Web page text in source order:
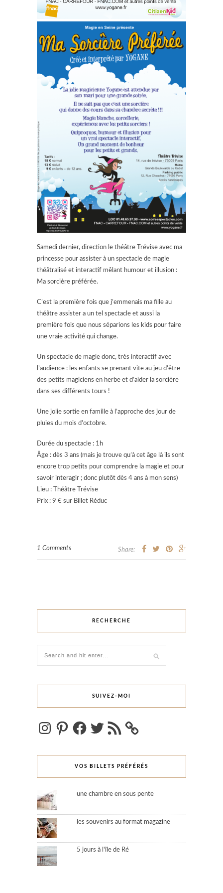
Samedi dernier, direction le théâtre Trévise avec ma
princesse pour assister à un spectacle de magie
théâtralisé et interactif mêlant humour et illusion :
Ma sorcière préférée.
C’est la première fois que j’emmenais ma fille au
théâtre assister a un tel spectacle et aussi la
première fois que nous séparions les kids pour faire
une vraie activité qui change.
Un spectacle de magie donc, très interactif avec
l’audience : les enfants se prenant vite au jeu d’être
des petits magiciens en herbe et d’aider la sorcière
dans ses différents tours !
Une jolie sortie en famille à l’approche des jour de
pluies du mois d’octobre.
Durée du spectacle : 1h
Âge : dès 3 ans (mais je trouve qu’à cet âge là ils sont
encore trop petits pour comprendre la magie et pour
savoir interagir ; donc plutôt dès 4 ans à mon sens)
Lieu : Théâtre Trévise
Prix : 9 € sur Billet Réduc
1 Comments Share:
RECHERCHE
SUIVEZ-MOI
InstagramPinterestFacebookTwitterFlux
RSS
VOS BILLETS PRÉFÉRÉS
une chambre en sous pente
les souvenirs au format magazine
5 jours à l'île de Ré